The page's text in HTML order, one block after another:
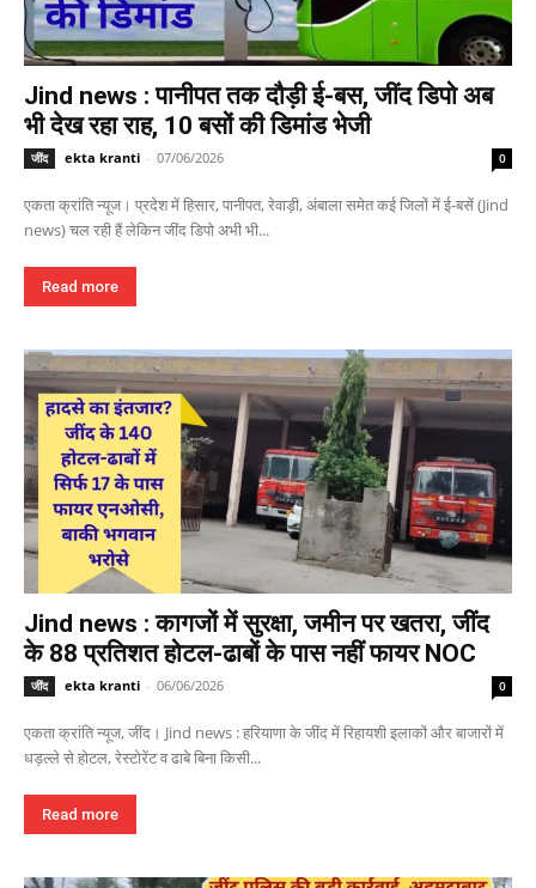
Jind news : पानीपत तक दौड़ी ई-बस, जींद डिपो अब
भी देख रहा राह, 10 बसों की डिमांड भेजी
जींद ekta kranti - 07/06/2026 0
एकता क्रांति न्यूज। प्रदेश में हिसार, पानीपत, रेवाड़ी, अंबाला समेत कई जिलों में ई-बसें (Jind
news) चल रही हैं लेकिन जींद डिपो अभी भी...
Read more
Jind news : कागजों में सुरक्षा, जमीन पर खतरा, जींद
के 88 प्रतिशत होटल-ढाबों के पास नहीं फायर NOC
जींद ekta kranti - 06/06/2026 0
एकता क्रांति न्यूज, जींद। Jind news : हरियाणा के जींद में रिहायशी इलाकों और बाजारों में
धड़ल्ले से होटल, रेस्टोरेंट व ढाबे बिना किसी...
Read more